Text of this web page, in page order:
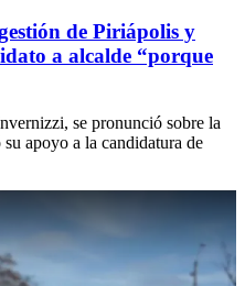
de Piriápolis y
a alcalde “porque
se pronunció sobre la
apoyo a la candidatura de